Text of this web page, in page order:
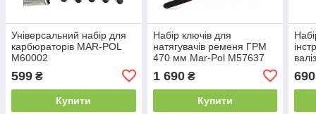
Універсальний набір для
карбюраторів MAR-POL
M60002
599 ₴
Купити
Набір ключів для
натягувачів ременя ГРМ
470 мм Mar-Pol M57637
1 690₴
Купити
690